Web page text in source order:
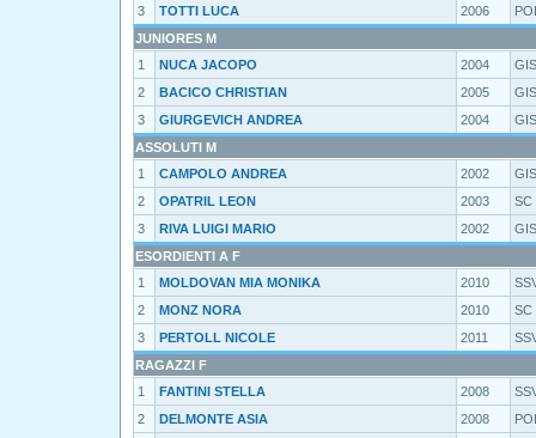
3
TOTTI LUCA 2006
JUNIORES M
1
NUCA JACOPO 2004
2
BACICO CHRISTIAN 2005
3
GIURGEVICH ANDREA 2004
ASSOLUTI M
1
CAMPOLO ANDREA 2002
2
OPATRIL LEON 2003
SC
3
RIVA LUIGI MARIO 2002
ESORDIENTI A F
1
MOLDOVAN MIA MONIKA 2010
2
MONZ NORA 2010
SC
3
PERTOLL NICOLE 2011
RAGAZZI F
1
FANTINI STELLA 2008
2
DELMONTE ASIA 2008